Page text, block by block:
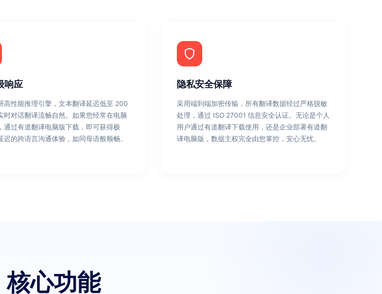
响应
高性能推理引擎，文本翻译延迟低至 200
时对话翻译流畅自然。如果您经常在电脑
通过有道翻译电脑版下载，即可获得极
迟的跨语言沟通体验，如同母语般顺畅。
隐私安全保障
采用端到端加密传输，所有翻译数据经过严格脱敏
处理，通过 ISO 27001 信息安全认证。无论是个人
用户通过有道翻译下载使用，还是企业部署有道翻
译电脑版，数据主权完全由您掌控，安心无忧。
核心功能